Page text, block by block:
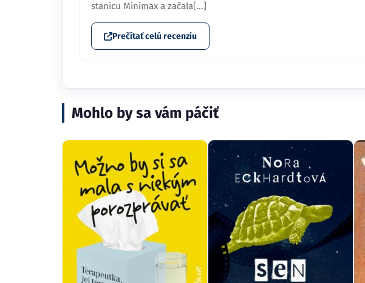
stanicu Minimax a začala[...]
Prečítať celú recenziu
Mohlo by sa vám páčiť